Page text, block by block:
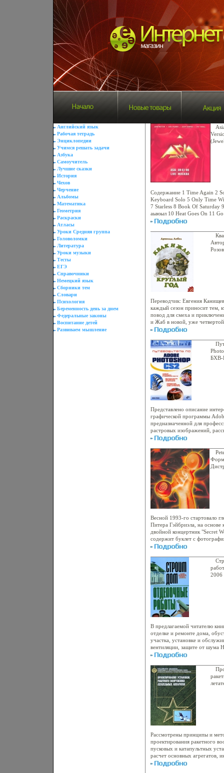
Английский язык
Рабочая тетрадь
Энциклопедии
Учимся решать задачи
Азбука
Самоучитель
Лучшие сказки
История
Чехов
Черчение
Альбомы
Математика
Геометрия
Раскраски
Атласы
Уроки Средняя группа
Головоломки
Литература
Уроки музыки
Тесты
ЕГЭ
Справочники
Немецкий язык
Сборники тем
Словари
Психология
Беременность день за днем
Федеральные законы
Воспитание детей
Развиваем мышление
Содержание 1 Time Again 2
Keyboard Solo 5 Only Time
7 Starless 8 Book Of Saturday
аыюыл 10 Heat Goes On 11
Open Your Eyes 14 Kari-Anne
Переводчик: Евгения
каждый сезон приносит тем,
повод для смеха и
и Жаб в новой, уже
круглый год" веселятся
кататься на санках ("С
здорово и совсем не страшно!
начнут набухать первые
недоверчивый Жаб будет
за которым спряталась
Квака тут опять не
решил угостить друга
чудовище ("Мороженое")
Осенью, когда опавшие
спутает все их планы
Год друзья тоже будутбрюъз
ущелья, темный, полный
чудовища не помешают им
год") Ведь им хорошо
За углом c 18-29 Мороженое
Новый Год c 54-64 Автор
художник).
БХВ-
Представлено описание
графической программы
предназначенной для
растровых изображений,
технологических
числе: выполнение общих
документом, создание и
объектами документа,
слоев, искривления текста,
фильтрацибксмюи
печатного документа и
документов,
Описан процесс разработки
видеоклипов с помощью
содержится краткое
Photoshop CS2, приведены
для инструментов, палитр и
CS2 и ImageReady CS2, а
базовые термины,
Бурлаков.
Весной 1993-го стартовало
Питера Гэйбриэла, на основе
двойной концертник "Secret
содержит буклет с
Peter Gabriel Secret World
Tree 6 Red Rain 7 Blood Of
Washing Of The Water 10
Gabrieбксндl Secret World
Sledgehammer 3 Secret
Eyes Исполнитель Питер
Брайан Гэбриэл родился 13
(Великобритания)
привилегированной частной
"Чартерхаус" в Годалминге,
2006
В предлагаемой читателю
отделке и ремонте дома,
участка, установке и
вентиляции, защите от шума
описанаыякяием
внимание в книге уделено
возникновения, способов
сырости в жилище, а также
поскольку качество
необходимым условием
долговечности строения
образом домов каркасной
полезными для любого типа
Целый раздел книги
сведения помогут создать и
безопасность в частном
участке земли Для широкого
Константин Бакунович.
Рассмотрены принципы и
проектирования ракетного
пусковых и катапультных
расчет основных агрегатов,
исследования динаыялэамики